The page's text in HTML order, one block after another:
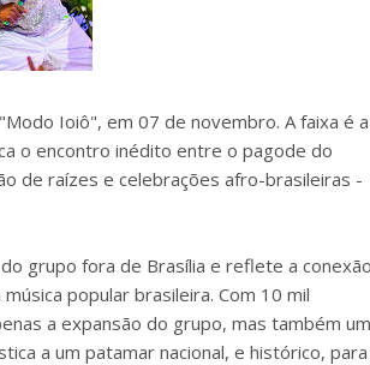
Ioiô", em 07 de novembro. A faixa é a
o encontro inédito entre o pagode do
de raízes e celebrações afro-brasileiras -
grupo fora de Brasília e reflete a conexão
popular brasileira. Com 10 mil
a expansão do grupo, mas também um
a um patamar nacional, e histórico, para